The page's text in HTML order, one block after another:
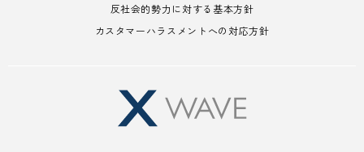
反社会的勢力に対する基本方針
カスタマーハラスメントへの対応方針